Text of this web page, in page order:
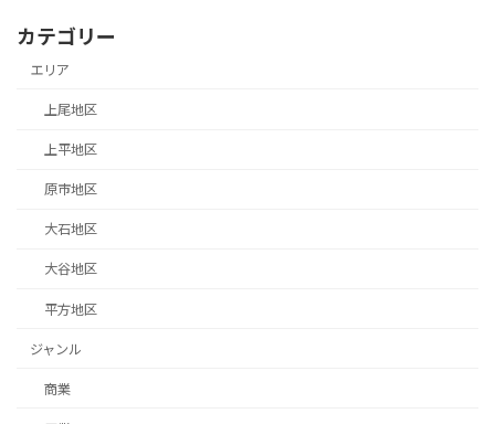
カテゴリー
エリア
上尾地区
上平地区
原市地区
大石地区
大谷地区
平方地区
ジャンル
商業